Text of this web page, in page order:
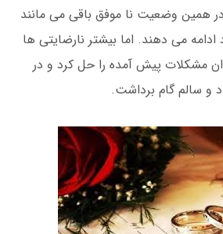
همین وضعیت نا موفق باقی می مانند
می دهند. اما بیشتر نارضایتی ها
مشکلات پیش آمده را حل کرد و در
و سالم گام برداشت.